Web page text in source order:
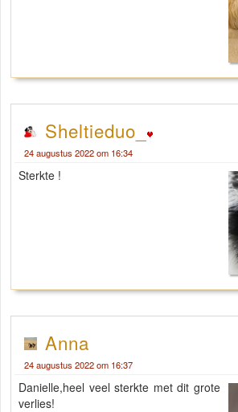
Sheltieduo_
24 augustus 2022 om 16:34
Sterkte !
Anna
24 augustus 2022 om 16:37
Danielle,heel veel sterkte met dit grote
verlies!